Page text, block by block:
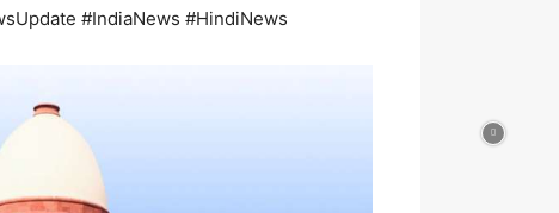
#IndiaNews #HindiNews